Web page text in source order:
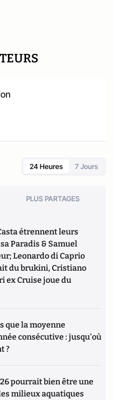
24 Heures 7 Jours
PLUS PARTAGES
étrennent leurs
Paradis & Samuel
Leonardo di Caprio
du brukini, Cristiano
ex Cruise joue du
que la moyenne
consécutive : jusqu'où
?
pourrait bien être une
milieux aquatiques